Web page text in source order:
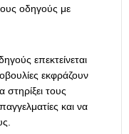
οδηγούς με
επεκτείνεται
εκφράζουν
τους
και να